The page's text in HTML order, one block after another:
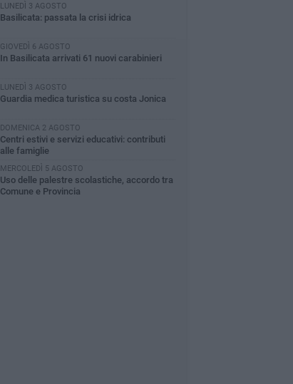
LUNEDÌ 3 AGOSTO
Basilicata: passata la crisi idrica
GIOVEDÌ 6 AGOSTO
In Basilicata arrivati 61 nuovi carabinieri
LUNEDÌ 3 AGOSTO
Guardia medica turistica su costa Jonica
DOMENICA 2 AGOSTO
Centri estivi e servizi educativi: contributi
alle famiglie
MERCOLEDÌ 5 AGOSTO
Uso delle palestre scolastiche, accordo tra
Comune e Provincia